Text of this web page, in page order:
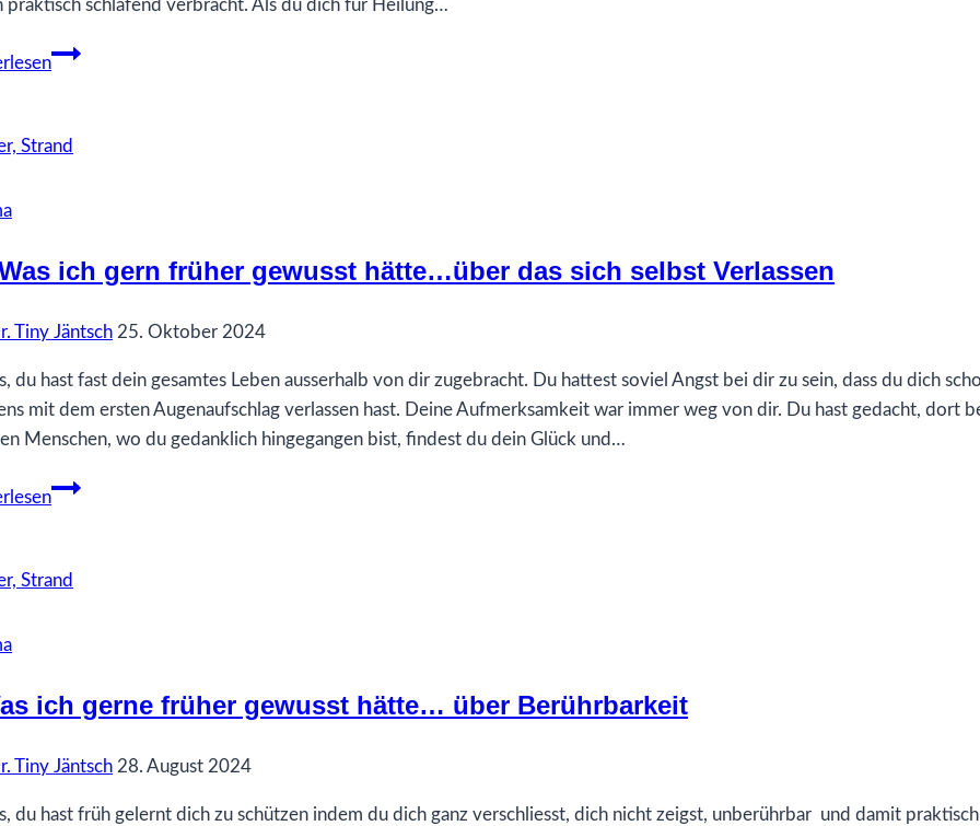
praktisch schlafend verbracht. Als du dich für Heilung…
80
gerne
über
Taubheit
ich gern früher gewusst hätte…über das sich selbst Verlassen
Tiny Jäntsch 25. Oktober 2024
du hast fast dein gesamtes Leben ausserhalb von dir zugebracht. Du hattest soviel Angst bei dir zu sein, dass du dich
mit dem ersten Augenaufschlag verlassen hast. Deine Aufmerksamkeit war immer weg von dir. Du hast gedacht, dort
Menschen, wo du gedanklich hingegangen bist, findest du dein Glück und…
45
gern
über
das
Verlassen
ich gerne früher gewusst hätte… über Berührbarkeit
Tiny Jäntsch 28. August 2024
du hast früh gelernt dich zu schützen indem du dich ganz verschliesst, dich nicht zeigst, unberührbar und damit praktisch